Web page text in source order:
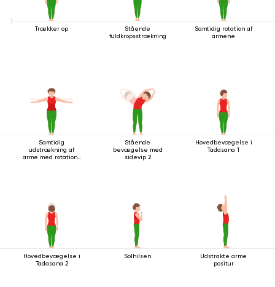
Trækker op
Stående
fuldkropsstrækning
Samtidig rotation af
armene
Samtidig
udstrækning af
arme med rotation i
Stående
bevægelse med
sidevip 2
Hovedbevægelse i
Tadasana 1
Hovedbevægelse i
Tadasana 2
Solhilsen
Udstrakte arme
positur